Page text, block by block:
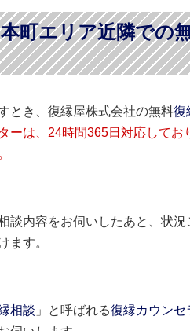
町エリア近隣での
とき、復縁屋株式会社の無料復
ーは、24時間365日対応してお
談内容をお伺いしたあと、状
ます。
相談 」と呼ばれる復縁カウンセ